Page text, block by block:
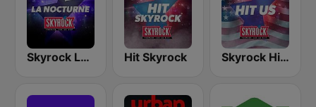
Skyrock La Nocturne Hit Skyrock Skyrock Hit U.S